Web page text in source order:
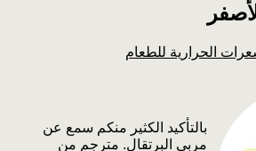
الحرارية للطعام
بالتأكيد الكثير منكم سمع عن
مربى البرتقال. مترجم من